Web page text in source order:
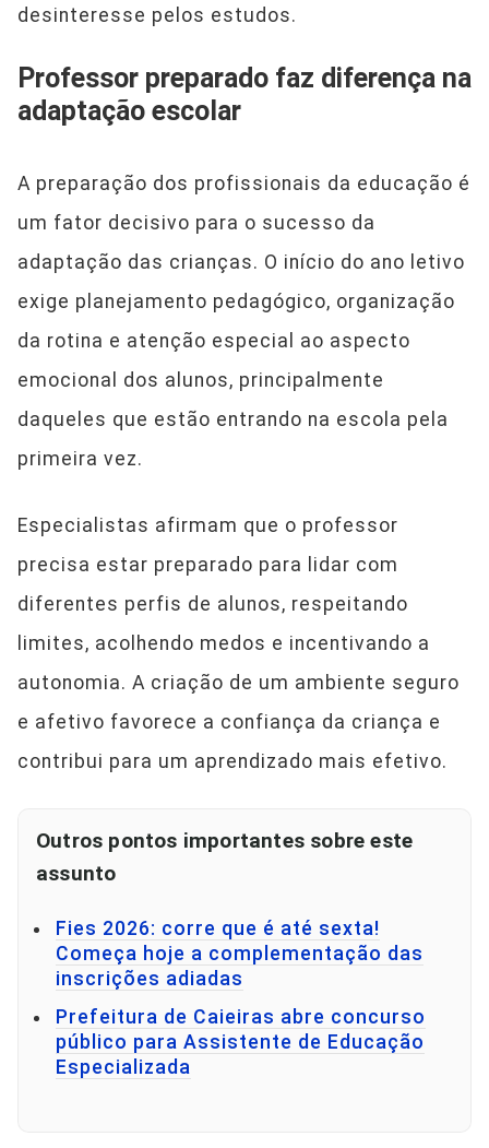
desinteresse pelos estudos.
Professor preparado faz diferença na
adaptação escolar
A preparação dos profissionais da educação é
um fator decisivo para o sucesso da
adaptação das crianças. O início do ano letivo
exige planejamento pedagógico, organização
da rotina e atenção especial ao aspecto
emocional dos alunos, principalmente
daqueles que estão entrando na escola pela
primeira vez.
Especialistas afirmam que o professor
precisa estar preparado para lidar com
diferentes perfis de alunos, respeitando
limites, acolhendo medos e incentivando a
autonomia. A criação de um ambiente seguro
e afetivo favorece a confiança da criança e
contribui para um aprendizado mais efetivo.
Outros pontos importantes sobre este
assunto
Fies 2026: corre que é até sexta!
Começa hoje a complementação das
inscrições adiadas
Prefeitura de Caieiras abre concurso
público para Assistente de Educação
Especializada